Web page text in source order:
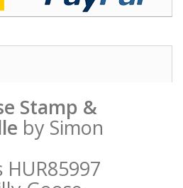
Stamp &
by Simon
HUR85997